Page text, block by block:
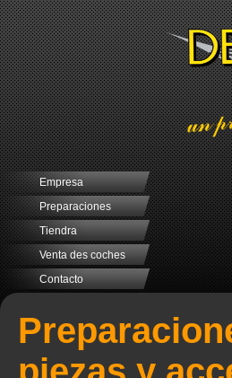
Empresa
Preparaciones
Tiendra
Venta des coches
Contacto